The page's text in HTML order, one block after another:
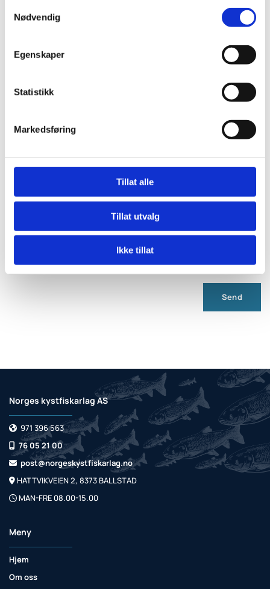
Nødvendig
Egenskaper
Statistikk
Markedsføring
Tillat alle
Tillat utvalg
Ikke tillat
Skriv en kommentar
E-post:
Norges kystfiskarlag AS
 971 396 563
 76 05 21 00
 post@norgeskystfiskarlag.no
 HATTVIKVEIEN 2, 8373 BALLSTAD
 MAN-FRE 08.00-15.00
Meny
Hjem
Om oss